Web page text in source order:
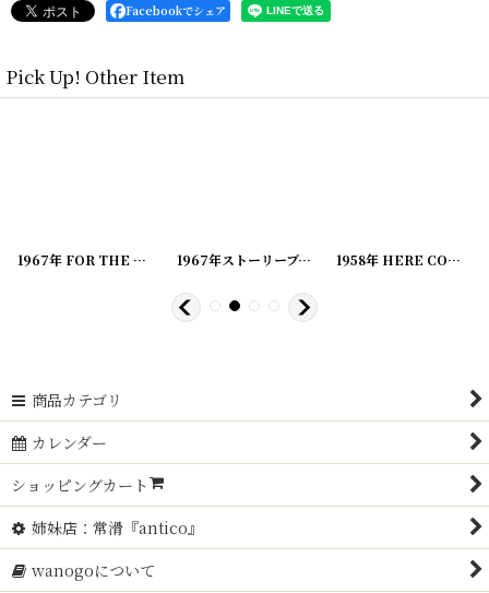
Facebookでシェア
Pick Up! Other Item
20221220-11] [20221220-6] [20221220-2]
1967年 FOR THE LOVE OF PEANUTS! SNOOPY PEANUTS スヌーピー ビンテージコミック 1967年ストーリーブック YOU'RE A GOOD MAN, CHARLIE BROWN, PEANUTS スヌーピー 1958年 HERE COMES, SNOOPY PEANUTS スヌーピー ビンテージコミック
商品カテゴリ
カレンダー
ショッピングカート
姉妹店：常滑『antico』
wanogoについて